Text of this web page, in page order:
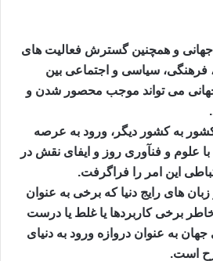
جهانی و همچنین گسترش فعالیت های
فرهنگی، سیاسی و اجتماعی بین
جهانی می تواند موجب محصور شدن و
به کشور دیگر، ورود به عرصه
علوم و فنآوری روز و ایفای نقش در
این امر را فراگرفت.
های رایج دنیا که برخی به عنوان
برخی کاربردها یا غلط یا درست
به عنوان دروازه ورود به دنیای
است.